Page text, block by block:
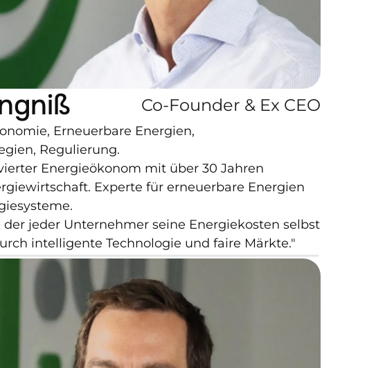
Co-Founder & Ex CEO
Erneuerbare Energien,
Regulierung.
Energieökonom mit über 30 Jahren
Experte für erneuerbare Energien
jeder Unternehmer seine Energiekosten selbst
intelligente Technologie und faire Märkte."